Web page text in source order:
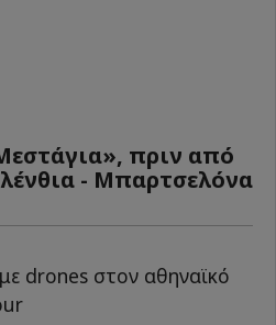
πριν από
- Μπαρτσελόνα